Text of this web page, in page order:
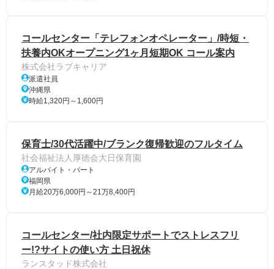
コールセンター「テレフォンオペレーター」/時短・
扶養内OKオープニング1ヶ月短期OK コール案内
株式会社ラブキャリア
派遣社員
沖縄県
時給1,320円～1,600円
保育士/30代活躍中/ブランク復帰歓迎のフルタイム
社会福祉法人厚徳会大日保育園
アルバイト・パート
福岡県
月給20万6,000円～21万8,400円
コールセンター/社内限定サポートでストレスフリ
ー!?サイトの使い方 土日祝休
ランスタッド株式会社